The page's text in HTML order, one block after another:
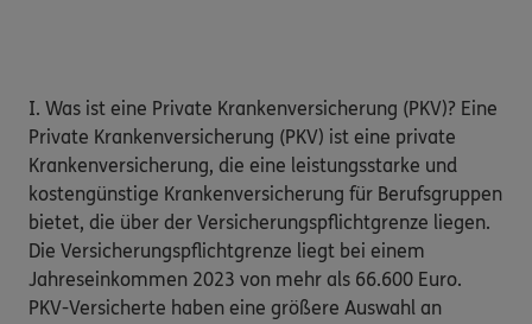
I. Was ist eine Private Krankenversicherung (PKV)? Eine
Private Krankenversicherung (PKV) ist eine private
Krankenversicherung, die eine leistungsstarke und
kostengünstige Krankenversicherung für Berufsgruppen
bietet, die über der Versicherungspflichtgrenze liegen.
Die Versicherungspflichtgrenze liegt bei einem
Jahreseinkommen 2023 von mehr als 66.600 Euro.
PKV-Versicherte haben eine größere Auswahl an